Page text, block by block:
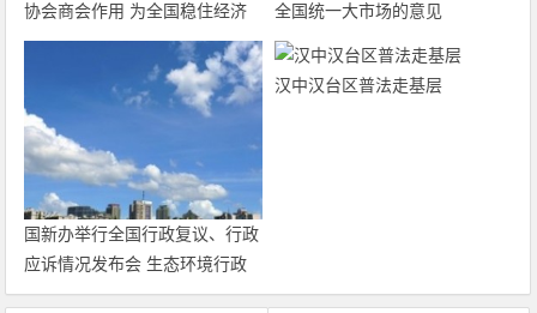
协会商会作用 为全国稳住经济
大盘积极贡献力量的通知
全国统一大市场的意见
国新办举行全国行政复议、行政
应诉情况发布会 生态环境行政
复议案件有较大增长
汉中汉台区普法走基层